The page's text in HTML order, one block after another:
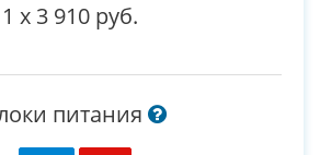
1 x 3 910 руб.
питания